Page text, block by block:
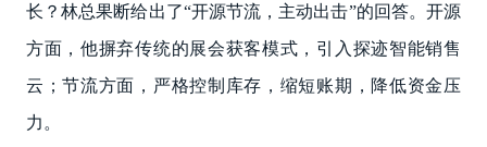
长？林总果断给出了“开源节流，主动出击”的回答。开源
方面，他摒弃传统的展会获客模式，引入探迹智能销售
云；节流方面，严格控制库存，缩短账期，降低资金压
力。